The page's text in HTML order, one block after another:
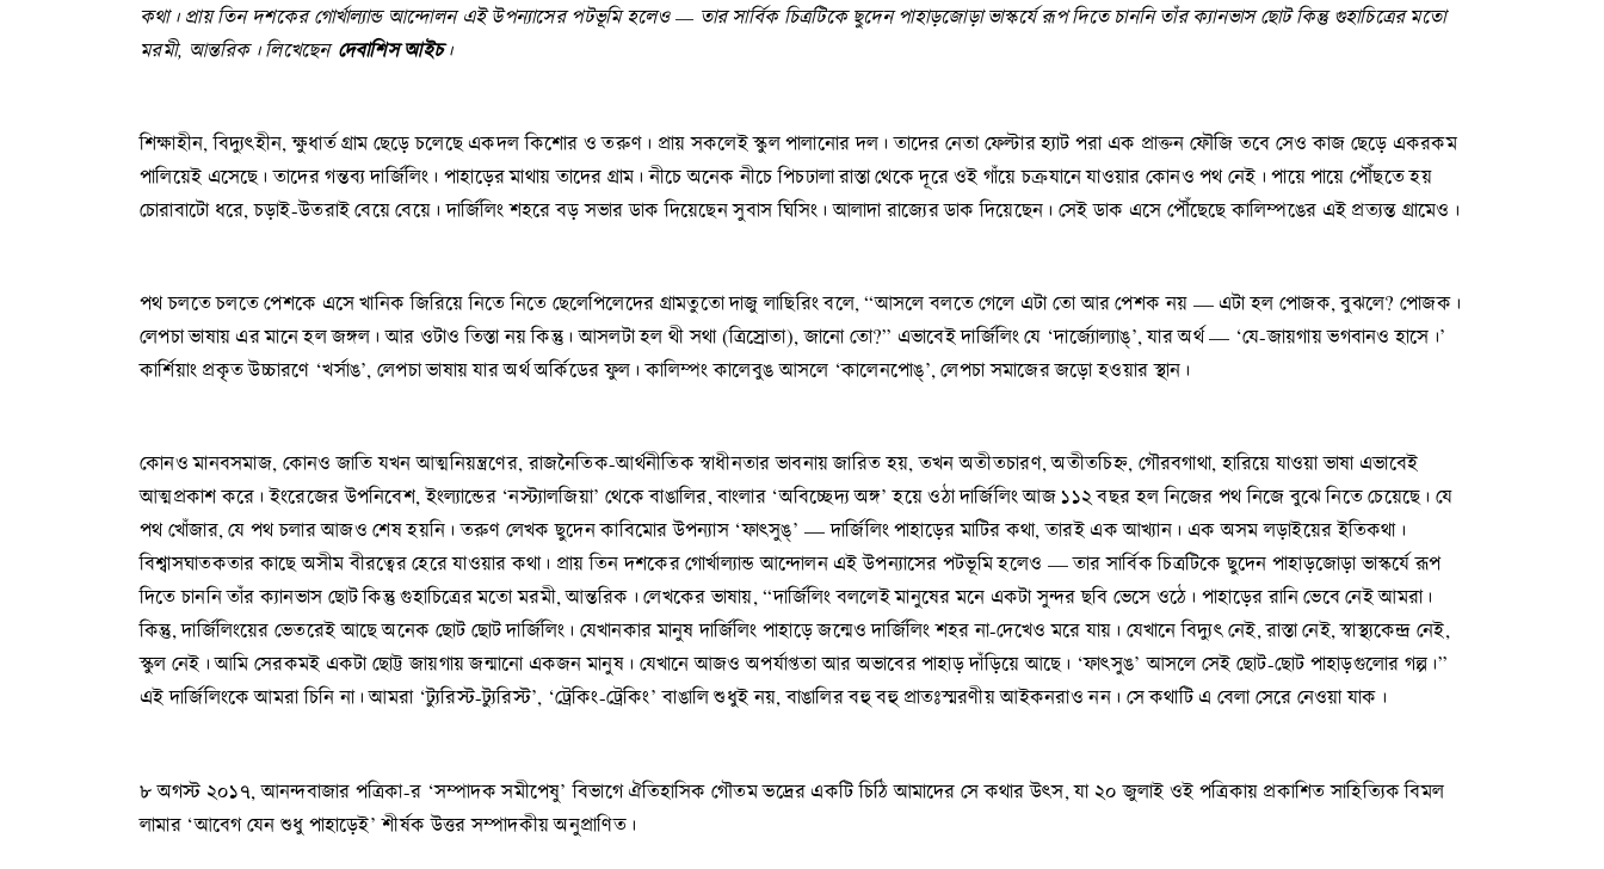
কথা। প্রায়তিনদশকেরগোর্খাল্যান্ডআন্দোলনএইউপন্যাসেরপটভূমিহলেও — তারসার্বিকচিত্রটিকেছুদেনপাহাড়জোড়াভাস্কর্যেরূপদিতেচাননিতাঁরক্যানভাসছোটকিন্তুগুহাচিত্রেরমতো
মরমী, আন্তরিক।লিখেছেন দেবাশিসআইচ।
শিক্ষাহীন, বিদ্যুৎহীন, ক্ষুধার্ত গ্রাম ছেড়ে চলেছে একদল কিশোর ও তরুণ। প্রায় সকলেই স্কুল পালানোর দল। তাদের নেতা ফেল্টার হ্যাট পরা এক প্রাক্তন ফৌজি তবে সেও কাজ ছেড়ে একরকম
পালিয়েই এসেছে। তাদের গন্তব্য দার্জিলিং। পাহাড়ের মাথায় তাদের গ্রাম। নীচে অনেক নীচে পিচঢালা রাস্তা থেকে দূরে ওই গাঁয়ে চক্রযানে যাওয়ার কোনও পথ নেই। পায়ে পায়ে পৌঁছতে হয়
চোরাবাটো ধরে, চড়াই-উতরাই বেয়ে বেয়ে। দার্জিলিং শহরে বড় সভার ডাক দিয়েছেন সুবাস ঘিসিং। আলাদা রাজ্যের ডাক দিয়েছেন। সেই ডাক এসে পৌঁছেছে কালিম্পঙের এই প্রত্যন্ত গ্রামেও।
পথ চলতে চলতে পেশকে এসে খানিক জিরিয়ে নিতে নিতে ছেলেপিলেদের গ্রামতুতো দাজু লাছিরিং বলে, “আসলে বলতে গেলে এটা তো আর পেশক নয় — এটা হল পোজক, বুঝলে? পোজক।
লেপচা ভাষায় এর মানে হল জঙ্গল। আর ওটাও তিস্তা নয় কিন্তু। আসলটা হল থী সথা (ত্রিস্রোতা), জানো তো?” এভাবেই দার্জিলিং যে ‘দার্জ্যোল্যাঙ্’, যার অর্থ — ‘যে-জায়গায় ভগবানও হাসে।’
কার্শিয়াং প্রকৃত উচ্চারণে ‘খর্সাঙ’, লেপচা ভাষায় যার অর্থ অর্কিডের ফুল। কালিম্পং কালেবুঙ আসলে ‘কালেনপোঙ্’, লেপচা সমাজের জড়ো হওয়ার স্থান।
কোনও মানবসমাজ, কোনও জাতি যখন আত্মনিয়ন্ত্রণের, রাজনৈতিক-আর্থনীতিক স্বাধীনতার ভাবনায় জারিত হয়, তখন অতীতচারণ, অতীতচিহ্ন, গৌরবগাথা, হারিয়ে যাওয়া ভাষা এভাবেই
আত্মপ্রকাশ করে। ইংরেজের উপনিবেশ, ইংল্যান্ডের ‘নস্ট্যালজিয়া’ থেকে বাঙালির, বাংলার ‘অবিচ্ছেদ্য অঙ্গ’ হয়ে ওঠা দার্জিলিং আজ ১১২ বছর হল নিজের পথ নিজে বুঝে নিতে চেয়েছে। যে
পথ খোঁজার, যে পথ চলার আজও শেষ হয়নি। তরুণ লেখক ছুদেন কাবিমোর উপন্যাস ‘ফাৎসুঙ্’ — দার্জিলিং পাহাড়ের মাটির কথা, তারই এক আখ্যান। এক অসম লড়াইয়ের ইতিকথা।
বিশ্বাসঘাতকতার কাছে অসীম বীরত্বের হেরে যাওয়ার কথা। প্রায় তিন দশকের গোর্খাল্যান্ড আন্দোলন এই উপন্যাসের পটভূমি হলেও — তার সার্বিক চিত্রটিকে ছুদেন পাহাড়জোড়া ভাস্কর্যে রূপ
দিতে চাননি তাঁর ক্যানভাস ছোট কিন্তু গুহাচিত্রের মতো মরমী, আন্তরিক। লেখকের ভাষায়, “দার্জিলিং বললেই মানুষের মনে একটা সুন্দর ছবি ভেসে ওঠে। পাহাড়ের রানি ভেবে নেই আমরা।
কিন্তু, দার্জিলিংয়ের ভেতরেই আছে অনেক ছোট ছোট দার্জিলিং। যেখানকার মানুষ দার্জিলিং পাহাড়ে জন্মেও দার্জিলিং শহর না-দেখেও মরে যায়। যেখানে বিদ্যুৎ নেই, রাস্তা নেই, স্বাস্থ্যকেন্দ্র নেই,
স্কুল নেই। আমি সেরকমই একটা ছোট্ট জায়গায় জন্মানো একজন মানুষ। যেখানে আজও অপর্যাপ্ততা আর অভাবের পাহাড় দাঁড়িয়ে আছে। ‘ফাৎসুঙ’ আসলে সেই ছোট-ছোট পাহাড়গুলোর গল্প।”
এই দার্জিলিংকে আমরা চিনি না। আমরা ‘ট্যুরিস্ট-ট্যুরিস্ট’, ‘ট্রেকিং-ট্রেকিং’ বাঙালি শুধুই নয়, বাঙালির বহু বহু প্রাতঃস্মরণীয় আইকনরাও নন। সে কথাটি এ বেলা সেরে নেওয়া যাক।
৮ অগস্ট ২০১৭, আনন্দবাজার পত্রিকা-র ‘সম্পাদক সমীপেষু’ বিভাগে ঐতিহাসিক গৌতম ভদ্রের একটি চিঠি আমাদের সে কথার উৎস, যা ২০ জুলাই ওই পত্রিকায় প্রকাশিত সাহিত্যিক বিমল
লামার ‘আবেগ যেন শুধু পাহাড়েই’ শীর্ষক উত্তর সম্পাদকীয় অনুপ্রাণিত।